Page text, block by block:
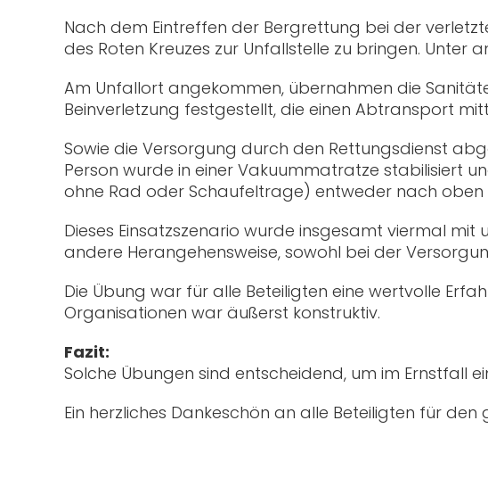
Nach dem Eintreffen der Bergrettung bei der
des Roten Kreuzes zur Unfallstelle zu bringen. Unter
Am Unfallort angekommen, übernahmen die
Beinverletzung festgestellt, die einen Abtransport
Sowie die Versorgung durch den Rettungsdienst
Person wurde in einer Vakuummatratze stabilisiert
ohne Rad oder Schaufeltrage) entweder nach
Dieses Einsatzszenario wurde insgesamt viermal
andere Herangehensweise, sowohl bei der
Die Übung war für alle Beteiligten eine wertvolle
Organisationen war äußerst konstruktiv.
Fazit:
Solche Übungen sind entscheidend, um im Ernstfall
Ein herzliches Dankeschön an alle Beteiligten für den